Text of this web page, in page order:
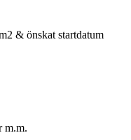
& önskat startdatum
m.m.